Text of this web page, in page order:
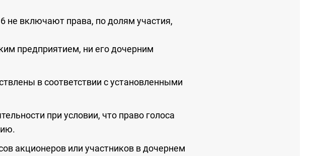
не включают права, по долям участия,
предприятием, ни его дочерним
в соответствии с установленными
при условии, что право голоса
акционеров или участников в дочернем